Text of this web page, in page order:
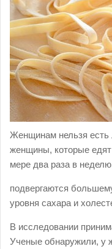
Женщинам нельзя есть
женщины, которые едят
мере два раза в
подвергаются
уровня сахара и
В исследовании
Ученые обнаружили, у